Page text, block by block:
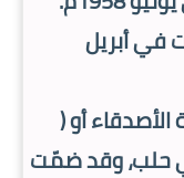
في أبريل
أو (
حلب، وقد ضمّت